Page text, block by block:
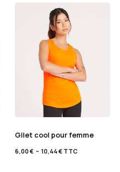
Gilet cool pour femme
6,00€ – 10,44€TTC